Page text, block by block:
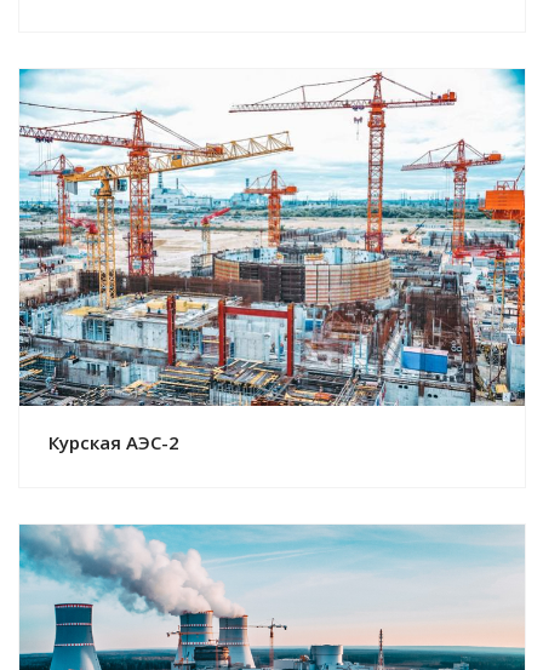
Смотреть проект
Курская АЭС-2